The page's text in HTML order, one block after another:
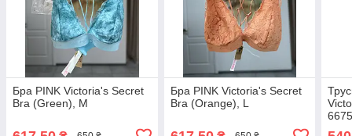
Бра PINK Victoria's Secret
Bra (Green), M
Бра PINK Victoria's Secret
Bra (Orange), L